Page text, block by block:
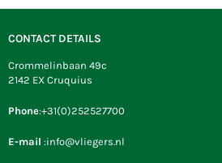
CONTACT DETAILS
Crommelinbaan 49c
2142 EX Cruquius
Phone:+31(0)252527700
E-mail :info@vliegers.nl